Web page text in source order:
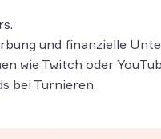
und finanzielle
wie Twitch oder
bei Turnieren.